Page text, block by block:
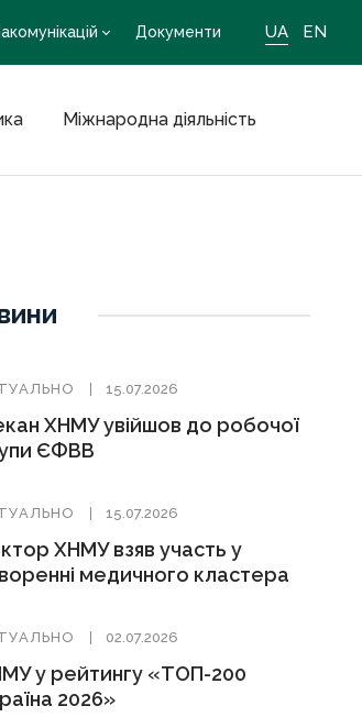
Документи UA EN
Міжнародна діяльність
15.07.2026
ХНМУ увійшов до робочої
ЄФВВ
15.07.2026
ХНМУ взяв участь у
медичного кластера
02.07.2026
у рейтингу «ТОП-200
2026»